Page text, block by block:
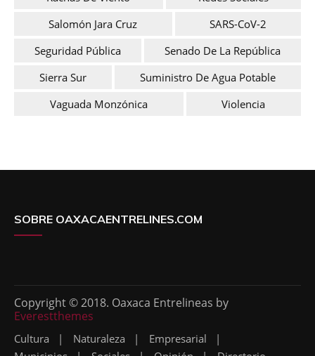
Salomón Jara Cruz
SARS-CoV-2
Seguridad Pública
Senado De La República
Sierra Sur
Suministro De Agua Potable
Vaguada Monzónica
Violencia
SOBRE OAXACAENTRELINES.COM
Copyright © 2018. Oaxaca Entrelineas by
Everestthemes
Cultura Naturaleza
Empresarial